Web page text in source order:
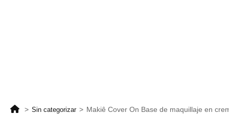
> Sin categorizar > Makiê Cover On Base de maquillaje en